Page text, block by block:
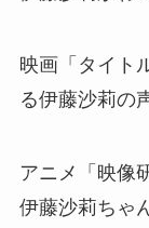
映画「タイト
る伊藤沙莉の
アニメ「映像
伊藤沙莉ちゃ